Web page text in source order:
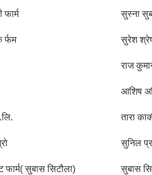
फार्म सुस्ना
र्फम सुरेश
राज
आशिष
तारा
सुनिल
फार्म( सुबास सिटौला) सुबास